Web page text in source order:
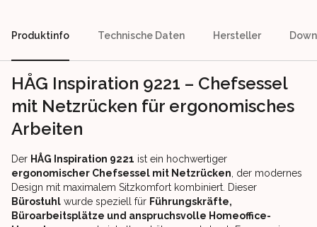
Produktinfo Technische Daten Hersteller
HÅG Inspiration 9221 – Chefsessel
mit Netzrücken für ergonomisches
Arbeiten
Der HÅG Inspiration 9221 ist ein hochwertiger
ergonomischer Chefsessel mit Netzrücken , der modernes
Design mit maximalem Sitzkomfort kombiniert. Dieser
Bürostuhl wurde speziell für Führungskräfte,
Büroarbeitsplätze und anspruchsvolle Homeoffice-